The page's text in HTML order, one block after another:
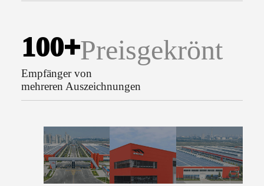
100+Preisgekrönt
Empfänger von
mehreren Auszeichnungen